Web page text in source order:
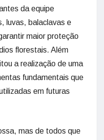
da equipe
luvas, balaclavas e
maior proteção
florestais. Além
a realização de uma
fundamentais que
em futuras
mas de todos que